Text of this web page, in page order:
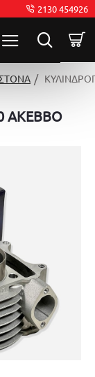
2130 454926
AKEBBO